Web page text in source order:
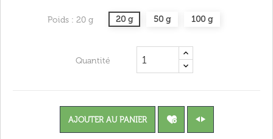
Poids : 20 g 20 g 50 g 100 g
Quantité
AJOUTER AU PANIER